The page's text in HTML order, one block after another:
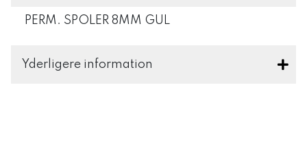
PERM. SPOLER 8MM GUL
Yderligere information